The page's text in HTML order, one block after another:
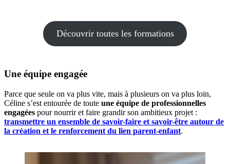
Découvrir toutes les formations
Une équipe engagée
Parce que seule on va plus vite, mais à plusieurs on va plus loin,
Céline s’est entourée de toute une équipe de professionnelles
engagées pour nourrir et faire grandir son ambitieux projet :
transmettre un ensemble de savoir-faire et savoir-être autour de
la création et le renforcement du lien parent-enfant.